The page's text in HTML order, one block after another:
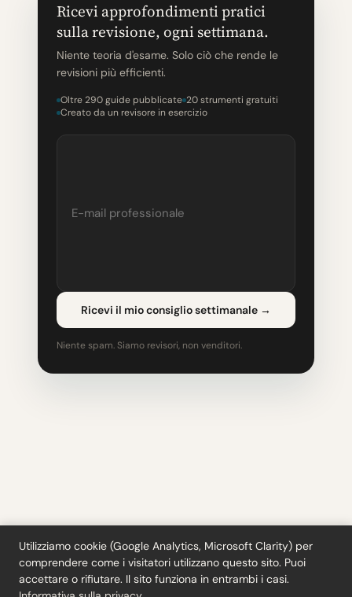
Ricevi approfondimenti pratici
sulla revisione, ogni settimana.
Niente teoria d'esame. Solo ciò che rende le
revisioni più efficienti.
Oltre 290 guide pubblicate 20 strumenti gratuiti
Creato da un revisore in esercizio
Ricevi il mio consiglio settimanale →
Niente spam. Siamo revisori, non venditori.
Strumenti·Blog·Glossario·Iscriviti·Privacy·Rimborsi·Termini·
Cookie settings
Utilizziamo cookie (Google Analytics, Microsoft Clarity) per
comprendere come i visitatori utilizzano questo sito. Puoi
accettare o rifiutare. Il sito funziona in entrambi i casi.